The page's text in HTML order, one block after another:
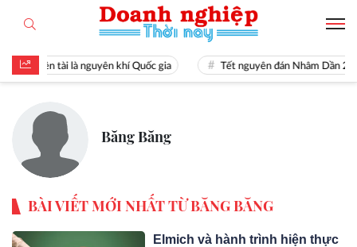
Hiền tài là nguyên khí Quốc gia Tết nguyên đán Nhâm Dần
Băng Băng
BÀI VIẾT MỚI NHẤT TỪ BĂNG BĂNG
Elmich và hành trình hiện thực